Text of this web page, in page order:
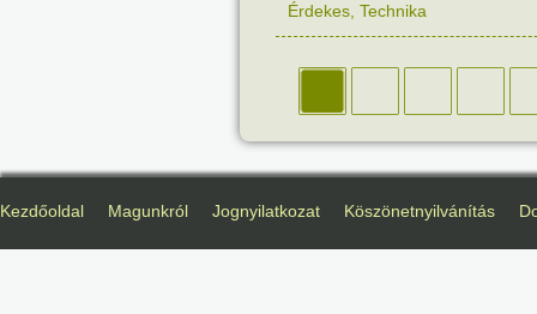
Érdekes Technika
Kezdőoldal Magunkról Jognyilatkozat Köszönetnyilvánítás